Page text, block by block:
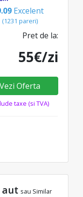
Excelent
(1231 pareri)
Pret de la:
55€/zi
Vezi Oferta
taxe (si TVA)
aut sau Similar